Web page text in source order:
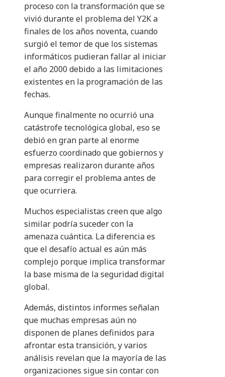
proceso con la transformación que se
vivió durante el problema del Y2K a
finales de los años noventa, cuando
surgió el temor de que los sistemas
informáticos pudieran fallar al iniciar
el año 2000 debido a las limitaciones
existentes en la programación de las
fechas.
Aunque finalmente no ocurrió una
catástrofe tecnológica global, eso se
debió en gran parte al enorme
esfuerzo coordinado que gobiernos y
empresas realizaron durante años
para corregir el problema antes de
que ocurriera.
Muchos especialistas creen que algo
similar podría suceder con la
amenaza cuántica. La diferencia es
que el desafío actual es aún más
complejo porque implica transformar
la base misma de la seguridad digital
global.
Además, distintos informes señalan
que muchas empresas aún no
disponen de planes definidos para
afrontar esta transición, y varios
análisis revelan que la mayoría de las
organizaciones sigue sin contar con